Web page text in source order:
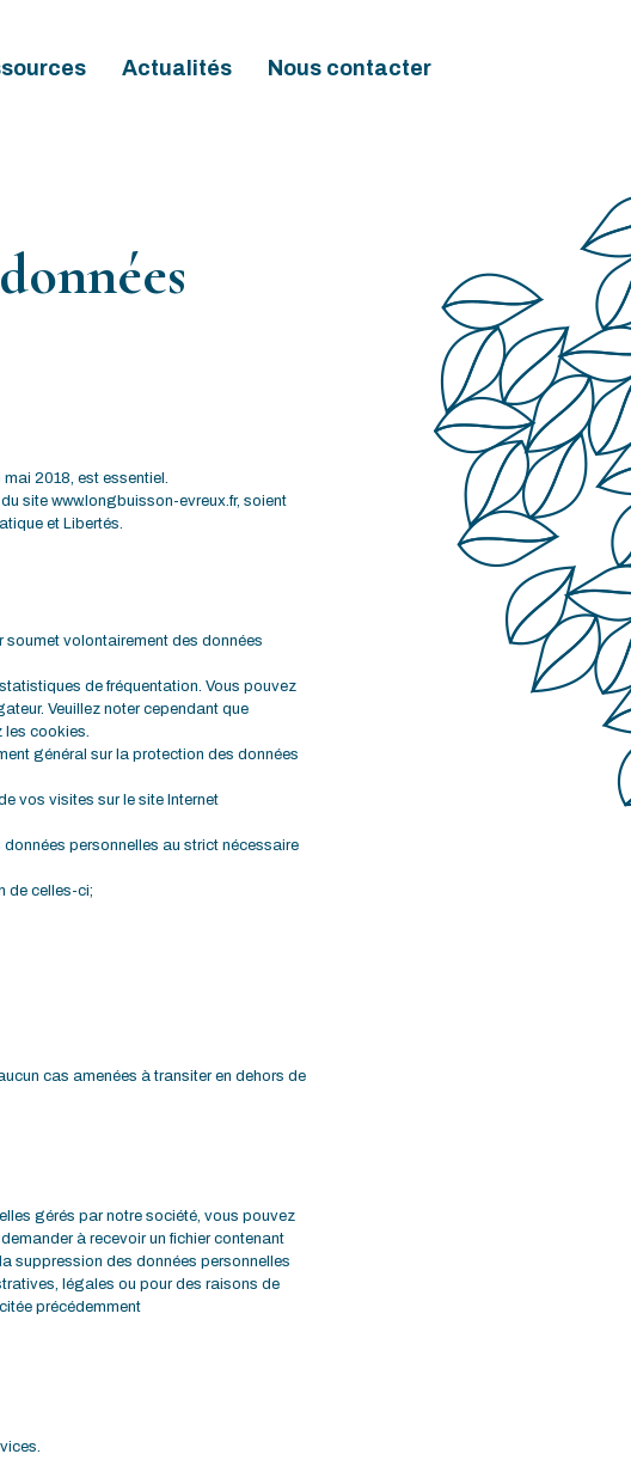
Actualités Nous contacter
2018, est essentiel.
site www.longbuisson-evreux.fr, soient
et Libertés.
soumet volontairement des données
de fréquentation. Vous pouvez
Veuillez noter cependant que
les cookies.
général sur la protection des données
vos visites sur le site Internet
personnelles au strict nécessaire
de celles-ci;
cas amenées à transiter en dehors de
gérés par notre société, vous pouvez
à recevoir un fichier contenant
suppression des données personnelles
légales ou pour des raisons de
précédemment